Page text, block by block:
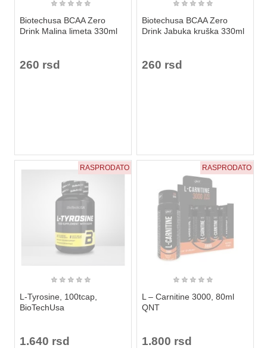
★ ★ ★ ★ ★
Biotechusa BCAA Zero
Drink Malina limeta 330ml
260 rsd
★ ★ ★ ★ ★
Biotechusa BCAA Zero
Drink Jabuka kruška 330ml
260 rsd
RASPRODATO
★ ★ ★ ★ ★
L-Tyrosine, 100tcap,
BioTechUsa
1.640 rsd
RASPRODATO
★ ★ ★ ★ ★
L – Carnitine 3000, 80ml
QNT
1.800 rsd